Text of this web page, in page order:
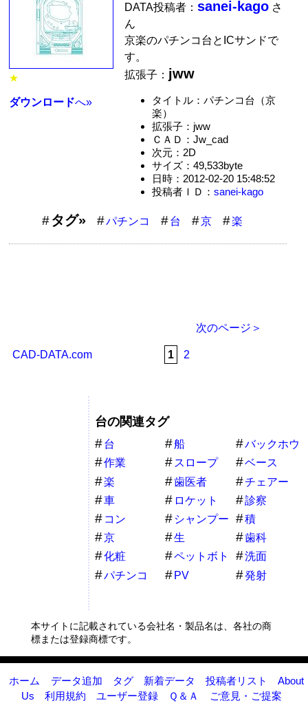
★
ダウンロードへ»
DATA投稿者：sanei-kago さ
ん
京楽のパチンコ台とICサンドで
す。
拡張子： jww
タイトル：パチンコ台（京
楽）
拡張子：jww
ＣＡＤ：Jw_cad
次元：2D
サイズ：49,533byte
日時：2012-02-20 15:48:52
投稿者ＩＤ： sanei-kago
タグ» パチンコ 台 京 楽
次のページ＞
CAD-DATA.com 1 2
台の関連タグ
台 船
バックホウ
作業
スロープ
ベース
楽
歯医者
チェアー
車
ロケット
診察
コン
シャンプー
積
京
生
歯科
化粧
ペットボト
ル
洗面
パチンコ
PV 発射
本サイトに記載されている会社名・製品名は、各社の商
標または登録商標です。
ホーム データ追加 タグ 新着データ 投稿者リスト
About
Us
利用規約 ユーザー登録 Ｑ＆Ａ ご意見・ご提案